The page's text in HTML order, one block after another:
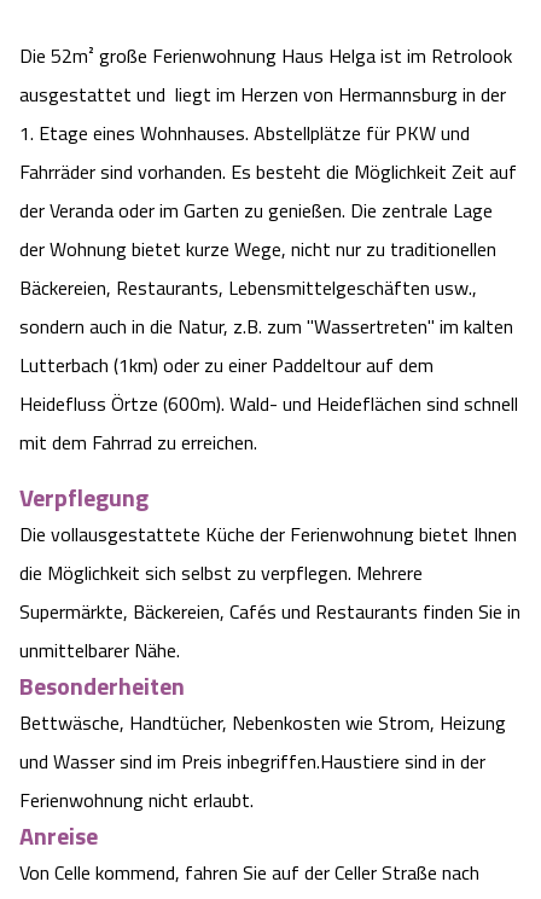
Urlaub auf dem Bauernhof
Urlaub mit Hund
Anreise
Kataloge
Videos
Angebote
Kutschen
Regionale Küche
Tiere
HeideSpezialitäten
Unterkünfte
Naturhotels
Urlaub auf dem Bauernhof
Landschaftsführungen
Veranstaltungen
Wildpark Schwarze Berge
Otter Zentrum
Wildpark Müden
Ralf Schumacher Kart & Bowl
Das verrückte Haus
Abenteuerland Trampolin-Park
Battle Kart Bispingen
Adventure District Bispingen
Unterkünfte
Ausflugsziele
Shopping Celle
Kulinarisches Celle
Unterkünfte Celle
Veranstaltungen & Führungen Celle
Die 52m² große Ferienwohnung Haus Helga ist im Retrolook
ausgestattet und liegt im Herzen von Hermannsburg in der
1. Etage eines Wohnhauses. Abstellplätze für PKW und
Fahrräder sind vorhanden. Es besteht die Möglichkeit Zeit auf
der Veranda oder im Garten zu genießen. Die zentrale Lage
der Wohnung bietet kurze Wege, nicht nur zu traditionellen
Bäckereien, Restaurants, Lebensmittelgeschäften usw.,
sondern auch in die Natur, z.B. zum "Wassertreten" im kalten
Lutterbach (1km) oder zu einer Paddeltour auf dem
Heidefluss Örtze (600m). Wald- und Heideflächen sind schnell
mit dem Fahrrad zu erreichen.
Verpflegung
Die vollausgestattete Küche der Ferienwohnung bietet Ihnen
die Möglichkeit sich selbst zu verpflegen. Mehrere
Supermärkte, Bäckereien, Cafés und Restaurants finden Sie in
unmittelbarer Nähe.
Besonderheiten
Bettwäsche, Handtücher, Nebenkosten wie Strom, Heizung
und Wasser sind im Preis inbegriffen.Haustiere sind in der
Ferienwohnung nicht erlaubt.
Anreise
Von Celle kommend, fahren Sie auf der Celler Straße nach